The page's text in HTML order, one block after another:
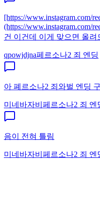
[https://www.instagram.com/
(https://www.instagram.com/
건 이건데 이게 맞으면 올려
qpowjdjna페르소나2 죄 엔딩
아 폐르소나2 죄와벌 엔딩
미네바자비 페르소나2 죄 엔
음이 전혀 틀림
미네바자비 페르소나2 죄 엔